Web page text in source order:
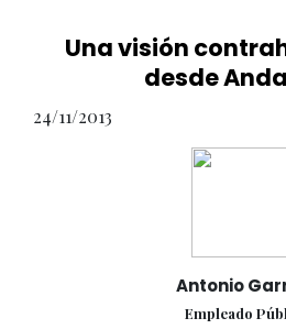
Una visión
desde
24/11/2013
Antonio
Empleado